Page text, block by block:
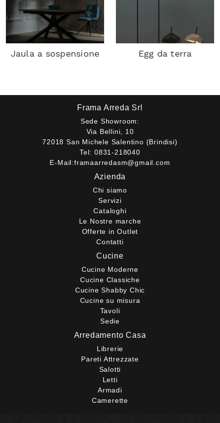
Jaula a sospensione Egg da terra
Frama Arreda Srl
Sede Showroom:
Via Bellini, 10
72018 San Michele Salentino (Brindisi)
Tel: 0831-218040
E-Mail:framaarredasm@gmail.com
Azienda
Chi siamo
Servizi
Cataloghi
Le Nostre marche
Offerte in Outlet
Contatti
Cucine
Cucine Moderne
Cucine Classiche
Cucine Shabby Chic
Cucine su misura
Tavoli
Sedie
Arredamento Casa
Librerie
Pareti Attrezzate
Salotti
Letti
Armadi
Camerette